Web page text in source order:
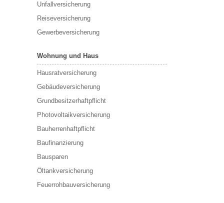
Unfallversicherung
Reiseversicherung
Gewerbeversicherung
Wohnung und Haus
Hausratversicherung
Gebäudeversicherung
Grundbesitzerhaftpflicht
Photovoltaikversicherung
Bauherrenhaftpflicht
Baufinanzierung
Bausparen
Öltankversicherung
Feuerrohbauversicherung